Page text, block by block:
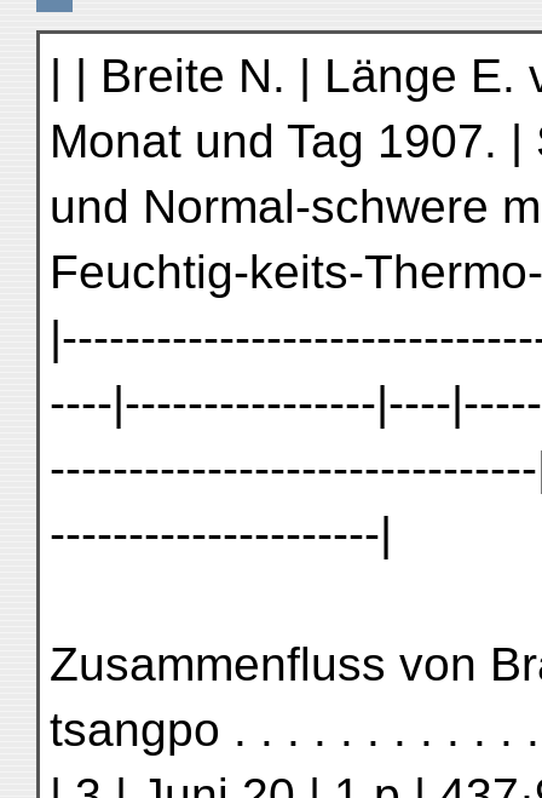
| | Breite N. | Länge E.
Monat und Tag 1907.
und Normal-schwere
Feuchtig-keits-
----|----------------|----
---------------------|
Zusammenfluss von
tsangpo . . . . . . . . . . . .